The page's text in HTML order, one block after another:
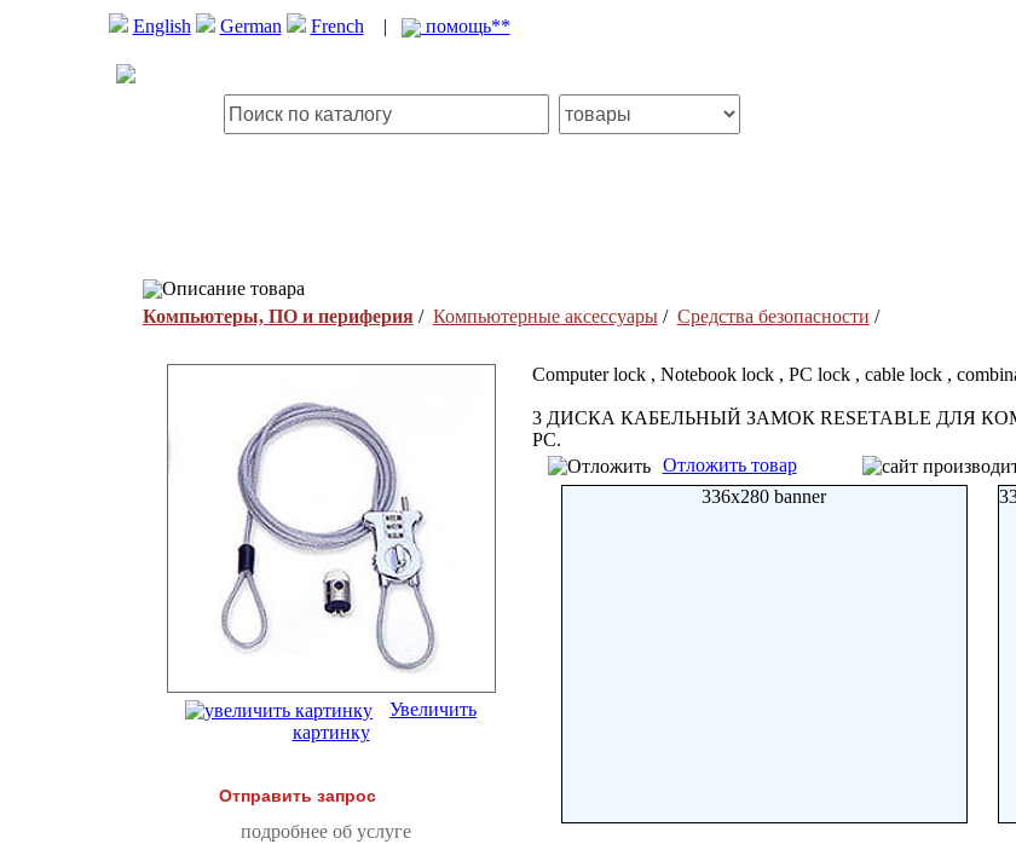
English German French | помощь**
Описание товара
Компьютеры, ПО и периферия/ Компьютерные аксессуары/ Средства безопасности /
Увеличить
картинку
Отправить запрос
подробнее об услуге
Computer lock , Notebook lock , PC lock , cable lock ,
3 ДИСКА КАБЕЛЬНЫЙ ЗАМОК RESETABLE ДЛЯ
PC.
Отложить товар
336x280 banner